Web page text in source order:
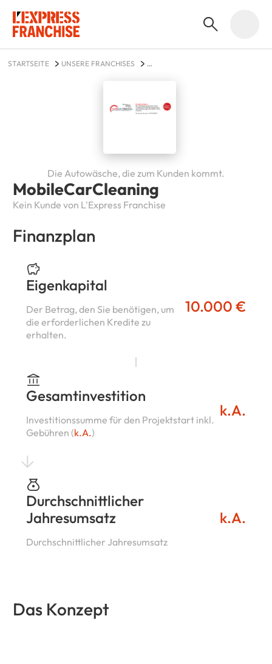
STARTSEITE
UNSERE FRANCHISES
MobileCarCleaning
Kein Kunde von L'Express Franchise
Die Autowäsche, die zum Kunden kommt.
Finanzplan
Eigenkapital
Der Betrag, den Sie benötigen, um
die erforderlichen Kredite zu
erhalten.
10.000 €
Gesamtinvestition
Investitionssumme für den Projektstart inkl.
Gebühren (k.A.)
k.A.
Durchschnittlicher
Jahresumsatz
Durchschnittlicher Jahresumsatz
k.A.
Das Konzept